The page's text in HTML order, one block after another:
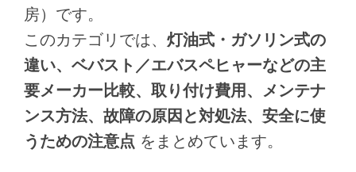
房）です。
このカテゴリでは、 灯油式・ガソリン式の
違い、ベバスト／エバスペヒャーなどの主
要メーカー比較、取り付け費用、メンテナ
ンス方法、故障の原因と対処法、安全に使
うための注意点 をまとめています。